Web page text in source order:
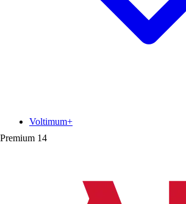
Premium 14
Voltimum+